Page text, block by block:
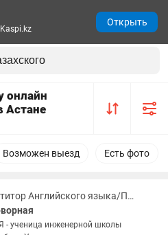
онлайн
Астане
Возможен выезд Есть фото
Репетитор Английского языка/Подготовка к IELTS/ Подготовка к SAT
- ученица инженерной школы
Открыть